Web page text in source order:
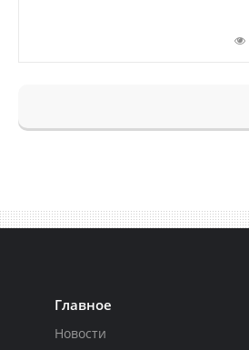
Главное
Новости